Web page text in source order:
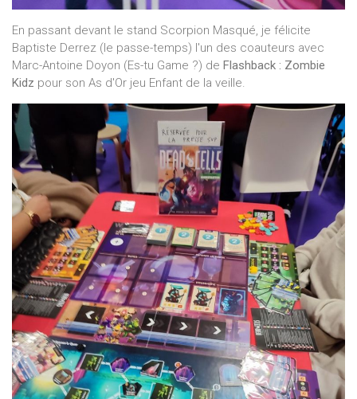
En passant devant le stand Scorpion Masqué, je félicite
Baptiste Derrez (le passe-temps) l'un des coauteurs avec
Marc-Antoine Doyon (Es-tu Game ?) de Flashback : Zombie
Kidz pour son As d'Or jeu Enfant de la veille.